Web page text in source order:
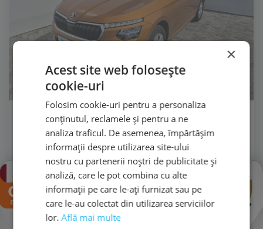
[1535] ŠKODA KAMIQ
SELECTION 1.5 TSI DSG
€ 27.000
€ 24.990 TVA deductibil
14.155 km 2025
×
×
Acest site web folosește
cookie-uri
Folosim cookie-uri pentru a personaliza
conținutul, reclamele și pentru a ne
analiza traficul. De asemenea, împărtășim
informații despre utilizarea site-ului
nostru cu partenerii noștri de publicitate și
analiză, care le pot combina cu alte
informații pe care le-ați furnizat sau pe
care le-au colectat din utilizarea serviciilor
lor.Află mai multe